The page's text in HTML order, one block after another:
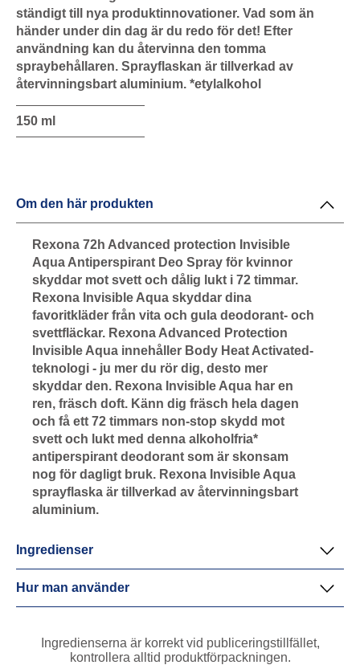
ständigt till nya produktinnovationer. Vad som än
händer under din dag är du redo för det! Efter
användning kan du återvinna den tomma
spraybehållaren. Sprayflaskan är tillverkad av
återvinningsbart aluminium. *etylalkohol
150 ml
Om den här produkten
Rexona 72h Advanced protection Invisible
Aqua Antiperspirant Deo Spray för kvinnor
skyddar mot svett och dålig lukt i 72 timmar.
Rexona Invisible Aqua skyddar dina
favoritkläder från vita och gula deodorant- och
svettfläckar. Rexona Advanced Protection
Invisible Aqua innehåller Body Heat Activated-
teknologi - ju mer du rör dig, desto mer
skyddar den. Rexona Invisible Aqua har en
ren, fräsch doft. Känn dig fräsch hela dagen
och få ett 72 timmars non-stop skydd mot
svett och lukt med denna alkoholfria*
antiperspirant deodorant som är skonsam
nog för dagligt bruk. Rexona Invisible Aqua
sprayflaska är tillverkad av återvinningsbart
aluminium.
Ingredienser
Hur man använder
Ingredienserna är korrekt vid publiceringstillfället,
kontrollera alltid produktförpackningen.